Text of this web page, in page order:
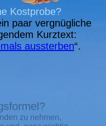
Kostprobe?
paar vergnügliche
Kurztext:
aussterben“.
n zu nehmen,